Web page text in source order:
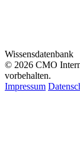
Wissensdatenbank
© 2026 CMO
vorbehalten.
Impressum